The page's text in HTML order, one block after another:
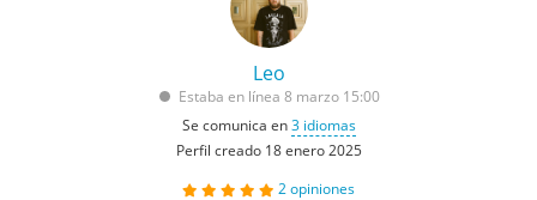
Leo
Estaba en línea 8 marzo 15:00
Se comunica en3 idiomas
Perfil creado 18 enero 2025
2 opiniones